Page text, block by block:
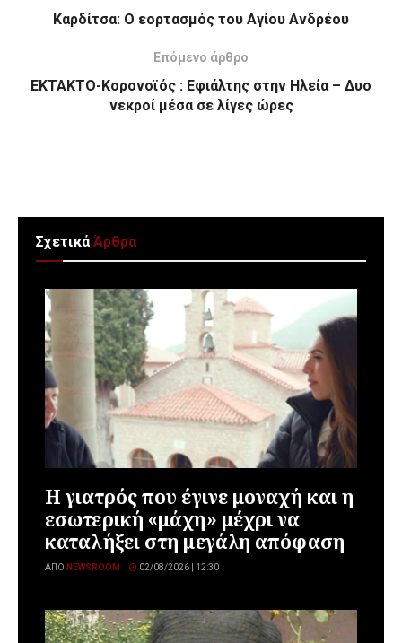
Καρδίτσα: Ο εορτασμός του Αγίου Ανδρέου
Επόμενο άρθρο
ΕΚΤΑΚΤΟ-Κορονοϊός : Εφιάλτης στην Ηλεία – Δυο
νεκροί μέσα σε λίγες ώρες
ΣχετικάΆρθρα
Η γιατρός που έγινε μοναχή και η
εσωτερική «μάχη» μέχρι να
καταλήξει στη μεγάλη απόφαση
ΑΠΌ NEWSROOM 02/08/2026 | 12:30